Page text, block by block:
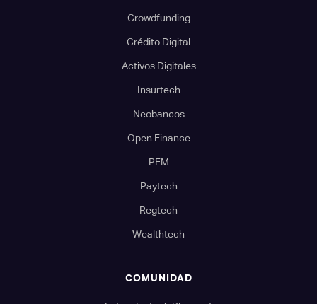
Crowdfunding
Crédito Digital
Activos Digitales
Insurtech
Neobancos
Open Finance
PFM
Paytech
Regtech
Wealthtech
COMUNIDAD